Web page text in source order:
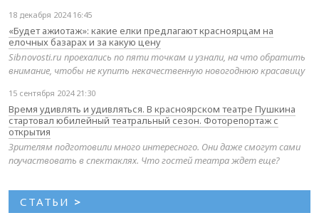
18 декабря 2024 16:45
«Будет ажиотаж»: какие елки предлагают красноярцам на
елочных базарах и за какую цену
Sibnovosti.ru проехались по пяти точкам и узнали, на что обратить
внимание, чтобы не купить некачественную новогоднюю красавицу
15 сентября 2024 21:30
Время удивлять и удивляться. В красноярском театре Пушкина
стартовал юбилейный театральный сезон. Фоторепортаж с
открытия
Зрителям подготовили много интересного. Они даже смогут сами
поучаствовать в спектаклях. Что гостей театра ждет еще?
СТАТЬИ >